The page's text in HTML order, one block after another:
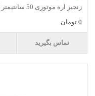
زنجیر اره موتوری 50 سانتیمتر 3/8 اورگن OREGON |دارای 34 حلقه |..
0 تومان
تماس بگیرید